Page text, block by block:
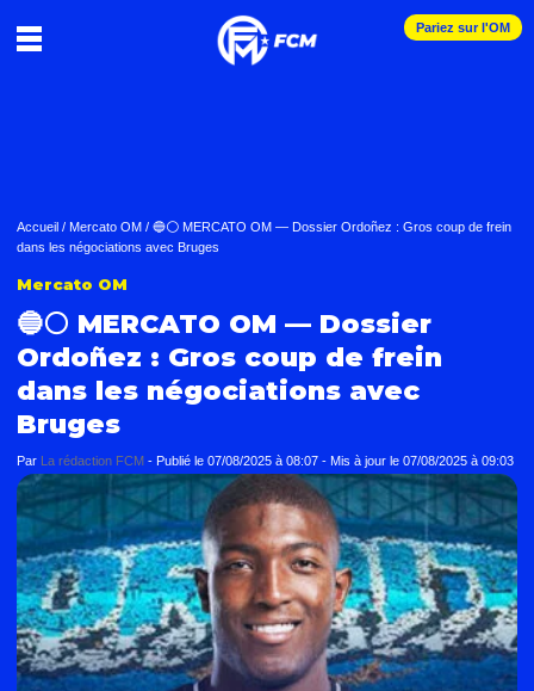
Pariez sur l'OM
Accueil / Mercato OM / 🔵⚪ MERCATO OM — Dossier Ordoñez : Gros coup de frein
dans les négociations avec Bruges
Mercato OM
🔵⚪ MERCATO OM — Dossier
Ordoñez : Gros coup de frein
dans les négociations avec
Bruges
Par La rédaction FCM - Publié le 07/08/2025 à 08:07 - Mis à jour le 07/08/2025 à 09:03